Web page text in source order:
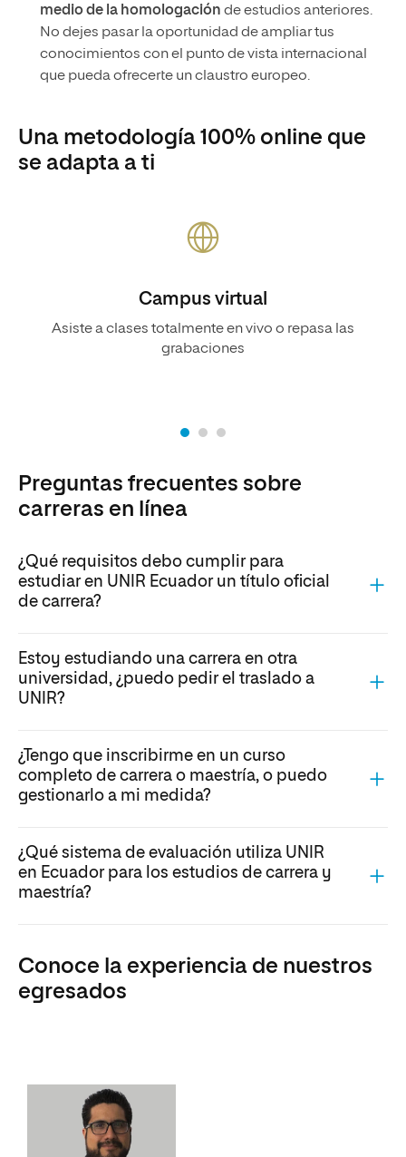
medio de la homologación de estudios anteriores.
No dejes pasar la oportunidad de ampliar tus
conocimientos con el punto de vista internacional
que pueda ofrecerte un claustro europeo.
Una metodología 100% online que
se adapta a ti
Campus virtual
Asiste a clases totalmente en vivo o repasa las
grabaciones
Preguntas frecuentes sobre
carreras en línea
¿Qué requisitos debo cumplir para
estudiar en UNIR Ecuador un título oficial
de carrera?
Estoy estudiando una carrera en otra
universidad, ¿puedo pedir el traslado a
UNIR?
¿Tengo que inscribirme en un curso
completo de carrera o maestría, o puedo
gestionarlo a mi medida?
¿Qué sistema de evaluación utiliza UNIR
en Ecuador para los estudios de carrera y
maestría?
Conoce la experiencia de nuestros
egresados